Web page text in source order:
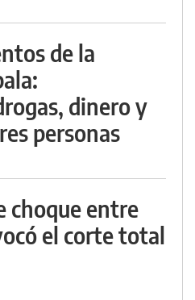
de la
dinero y
personas
choque entre
el corte total